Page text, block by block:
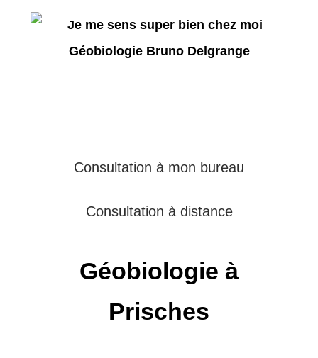
Consultation à mon bureau
Consultation à distance
Géobiologie à
Prisches